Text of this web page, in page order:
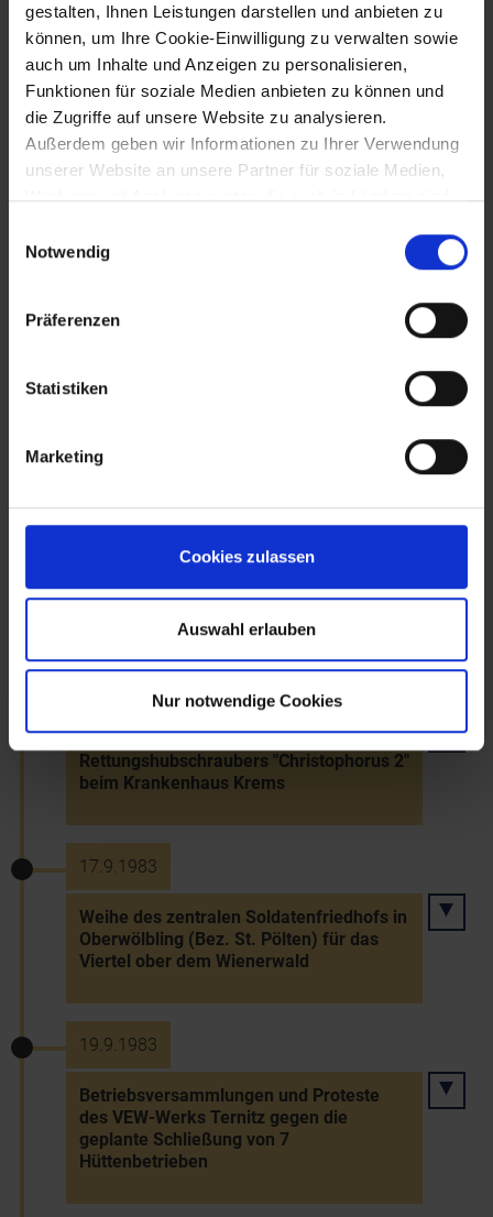
gestalten, Ihnen Leistungen darstellen und anbieten zu
können, um Ihre Cookie-Einwilligung zu verwalten sowie
auch um Inhalte und Anzeigen zu personalisieren,
Funktionen für soziale Medien anbieten zu können und
die Zugriffe auf unsere Website zu analysieren.
Außerdem geben wir Informationen zu Ihrer Verwendung
unserer Website an unsere Partner für soziale Medien,
Werbung und Analysen weiter, die auch in Ländern sind,
gegeben ist, und in denen Sie Ihre Rechte uU nicht
effektiv durchsetzen können. Unsere Partner führen
diese Informationen möglicherweise mit weiteren Daten
zusammen, die Sie ihnen bereitgestellt haben oder die
haben.
Notwendig
Präferenzen
Statistiken
Marketing
Cookies zulassen
Auswahl erlauben
Nur notwendige Cookies
Tod des Landespolitikers Franz Stangler
in Erlauf
24.4.1983
Nationalratswahl: Verlust der absoluten
Mehrheit für die SPÖ - SPÖ-FPÖ-
Sinowatz, Rücktritt Bruno Kreiskys als
28.7.1983
1. Aufführung der "Nestroy-Festspiele"
Elfriede Ott und Hans Weigel
Stationierung des ÖAMTC-
Rettungshubschraubers "Christophorus 2"
beim Krankenhaus Krems
17.9.1983
Weihe des zentralen Soldatenfriedhofs in
Oberwölbling (Bez. St. Pölten) für das
Viertel ober dem Wienerwald
19.9.1983
Betriebsversammlungen und Proteste
des VEW-Werks Ternitz gegen die
geplante Schließung von 7
Hüttenbetrieben